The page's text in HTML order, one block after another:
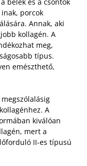
porcok
Annak, aki
kollagén. A
meg,
típus.
emészthető,
A
kiválóan
mert a
II-es típusú